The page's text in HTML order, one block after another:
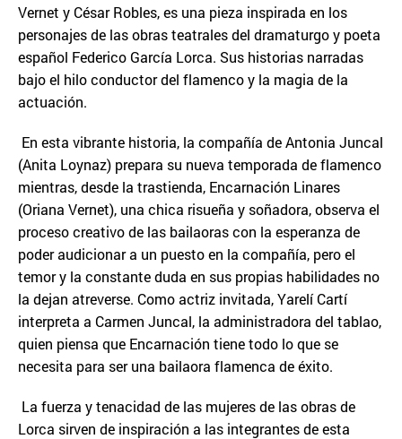
Vernet y César Robles, es una pieza inspirada en los
personajes de las obras teatrales del dramaturgo y poeta
español Federico García Lorca. Sus historias narradas
bajo el hilo conductor del flamenco y la magia de la
actuación.
En esta vibrante historia, la compañía de Antonia Juncal
(Anita Loynaz) prepara su nueva temporada de flamenco
mientras, desde la trastienda, Encarnación Linares
(Oriana Vernet), una chica risueña y soñadora, observa el
proceso creativo de las bailaoras con la esperanza de
poder audicionar a un puesto en la compañía, pero el
temor y la constante duda en sus propias habilidades no
la dejan atreverse. Como actriz invitada, Yarelí Cartí
interpreta a Carmen Juncal, la administradora del tablao,
quien piensa que Encarnación tiene todo lo que se
necesita para ser una bailaora flamenca de éxito.
La fuerza y tenacidad de las mujeres de las obras de
Lorca sirven de inspiración a las integrantes de esta